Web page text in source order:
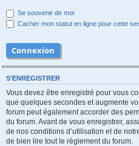
Se souvenir de moi
Cacher mon statut en ligne pour cette
S’ENREGISTRER
Vous devez être enregistré pour vous
que quelques secondes et augmente
forum peut également accorder des
du forum. Avant de vous enregistrer,
de nos conditions d’utilisation et de
de bien lire tout le règlement du forum.